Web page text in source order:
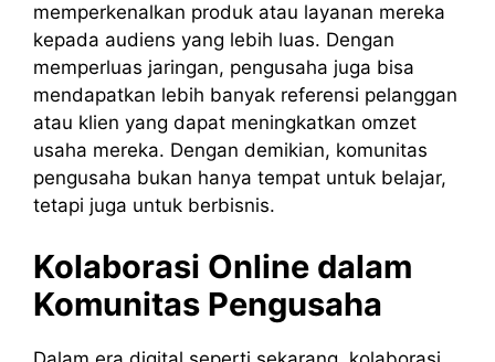
memperkenalkan produk atau layanan mereka
kepada audiens yang lebih luas. Dengan
memperluas jaringan, pengusaha juga bisa
mendapatkan lebih banyak referensi pelanggan
atau klien yang dapat meningkatkan omzet
usaha mereka. Dengan demikian, komunitas
pengusaha bukan hanya tempat untuk belajar,
tetapi juga untuk berbisnis.
Kolaborasi Online dalam
Komunitas Pengusaha